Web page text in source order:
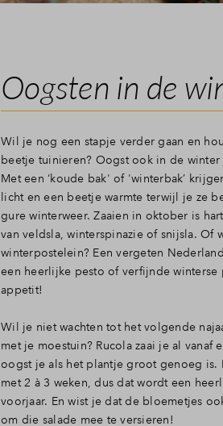
Oogsten in de
Wil je nog een stapje verder gaan en
beetje tuinieren? Oogst ook in de
Met een ‘koude bak' of 'winterbak’
licht en een beetje warmte terwijl je ze
gure winterweer. Zaaien in oktober is
van veldsla, winterspinazie of snijsla. Of
winterpostelein? Een vergeten
een heerlijke pesto of verfijnde winterse
appetit!
Wil je niet wachten tot het volgende
met je moestuin? Rucola zaai je al vanaf
oogst je als het plantje groot genoeg is.
met 2 à 3 weken, dus dat wordt een
voorjaar. En wist je dat de bloemetjes
om die salade mee te versieren!